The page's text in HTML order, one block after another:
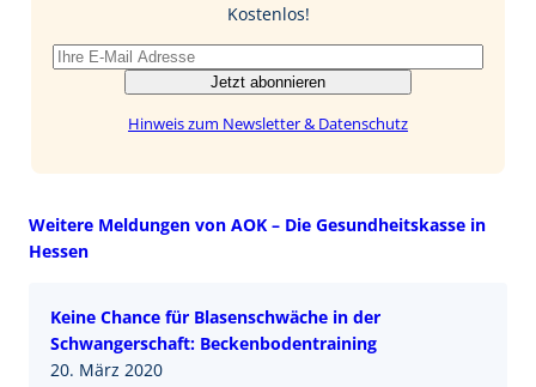
Kostenlos!
Jetzt abonnieren
Hinweis zum Newsletter & Datenschutz
Weitere Meldungen von AOK – Die Gesundheitskasse in
Hessen
Keine Chance für Blasenschwäche in der
Schwangerschaft: Beckenbodentraining
20. März 2020